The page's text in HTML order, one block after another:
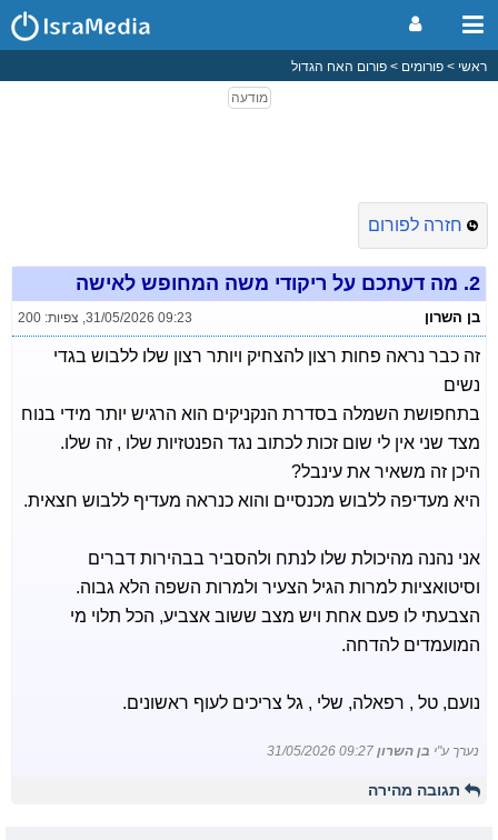
ראשי פורומים פורום האח הגדול
חזרה לפורום
2. מה דעתכם על ריקודי משה המחופש לאישה
בן השרון 31/05/2026 09:23
, צפיות: 200
זה כבר נראה פחות רצון להצחיק ויותר רצון שלו ללבוש בגדי
נשים
בתחפושת השמלה בסדרת הנקניקים הוא הרגיש יותר מידי בנוח
מצד שני אין לי שום זכות לכתוב נגד הפנטזיות שלו , זה שלו.
היכן זה משאיר את עינבל?
היא מעדיפה ללבוש מכנסיים והוא כנראה מעדיף ללבוש חצאית.
אני נהנה מהיכולת שלו לנתח ולהסביר בבהירות דברים
וסיטואציות למרות הגיל הצעיר ולמרות השפה הלא גבוה.
הצבעתי לו פעם אחת ויש מצב ששוב אצביע, הכל תלוי מי
המועמדים להדחה.
נועם, טל , רפאלה, שלי , גל צריכים לעוף ראשונים.
נערך ע"י בן השרון 31/05/2026 09:27
תגובה מהירה